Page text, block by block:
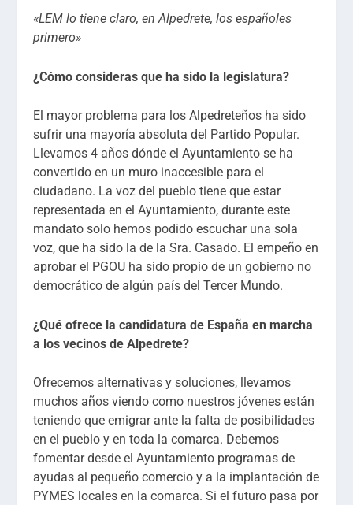
«LEM lo tiene claro, en Alpedrete, los españoles
primero»
¿Cómo consideras que ha sido la legislatura?
El mayor problema para los Alpedreteños ha sido
sufrir una mayoría absoluta del Partido Popular.
Llevamos 4 años dónde el Ayuntamiento se ha
convertido en un muro inaccesible para el
ciudadano. La voz del pueblo tiene que estar
representada en el Ayuntamiento, durante este
mandato solo hemos podido escuchar una sola
voz, que ha sido la de la Sra. Casado. El empeño en
aprobar el PGOU ha sido propio de un gobierno no
democrático de algún país del Tercer Mundo.
¿Qué ofrece la candidatura de España en marcha
a los vecinos de Alpedrete?
Ofrecemos alternativas y soluciones, llevamos
muchos años viendo como nuestros jóvenes están
teniendo que emigrar ante la falta de posibilidades
en el pueblo y en toda la comarca. Debemos
fomentar desde el Ayuntamiento programas de
ayudas al pequeño comercio y a la implantación de
PYMES locales en la comarca. Si el futuro pasa por